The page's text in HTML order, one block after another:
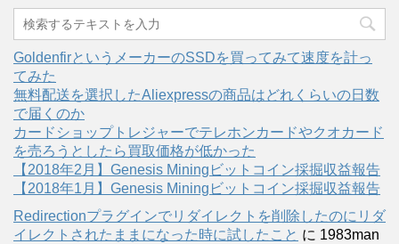
GoldenfirというメーカーのSSDを買ってみて速度を計っ
てみた
無料配送を選択したAliexpressの商品はどれくらいの日数
で届くのか
カードショップトレジャーでテレホンカードやクオカード
を売ろうとしたら買取価格が低かった
【2018年2月】Genesis Miningビットコイン採掘収益報告
【2018年1月】Genesis Miningビットコイン採掘収益報告
Redirectionプラグインでリダイレクトを削除したのにリダ
イレクトされたままになった時に試したこと に 1983man